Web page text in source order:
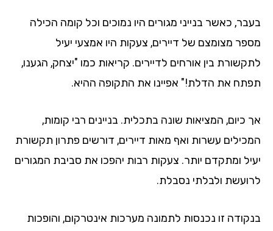
כאשר בנייני מגורים היו נמוכים וכל קומה הכילה
מצומצם של דיירים, צעקות היו אמצעי יעיל
בין אורחים לדיירים. קריאות כמו "יצחק, הגענו,
את הדלת!" אפיינו את התקופה ההיא.
כיום, המציאות שונה בתכלית. בניינים רבי קומות,
עשרות ואף מאות דיירים, דורשים פתרון תקשורת
ומתקדם יותר. צעקות רבות יהפכו את סביבת המגורים
ולבלתי נסבלת.
זו נכנסות לתמונה מערכות אינטרקום, והופכות